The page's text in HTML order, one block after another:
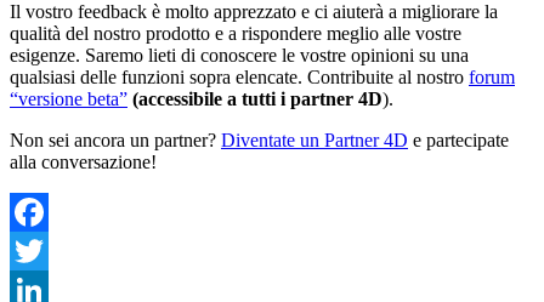
Il vostro feedback è molto apprezzato e ci aiuterà a migliorare la
qualità del nostro prodotto e a rispondere meglio alle vostre
esigenze. Saremo lieti di conoscere le vostre opinioni su una
qualsiasi delle funzioni sopra elencate. Contribuite al nostro forum
“versione beta” (accessibile a tutti i partner 4D).
Non sei ancora un partner? Diventate un Partner 4D e partecipate
alla conversazione!
Facebook
Twitter